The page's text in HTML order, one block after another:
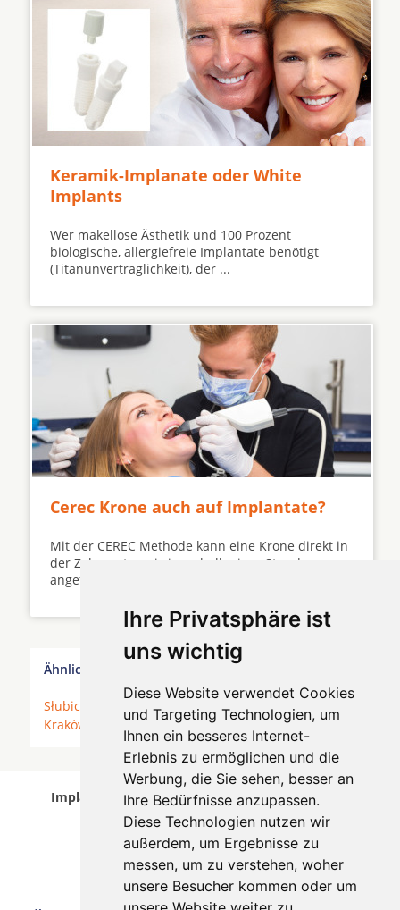
Ihre Privatsphäre ist
uns wichtig
Diese Website verwendet Cookies
und Targeting Technologien, um
Ihnen ein besseres Internet-
Erlebnis zu ermöglichen und die
Werbung, die Sie sehen, besser an
Ihre Bedürfnisse anzupassen.
Diese Technologien nutzen wir
außerdem, um Ergebnisse zu
messen, um zu verstehen, woher
unsere Besucher kommen oder um
Keramik-Implanate oder White
Implants
Wer makellose Ästhetik und 100 Prozent
biologische, allergiefreie Implantate benötigt
(Titanunverträglichkeit), der ...
Cerec Krone auch auf Implantate?
Mit der CEREC Methode kann eine Krone direkt in
der Zahnarztpraxis innerhalb einer Stunde
angefertigt werden ...
Ähnliche Behandler finden:
Słubice Warszawa (Warschau) *Gdańsk (Danzig)
Kraków (Krakau)* Szczecin (Stettin)*
Implantologen in Szczecin (Stettin) wurde am 06
August 2026 aktualisiert.